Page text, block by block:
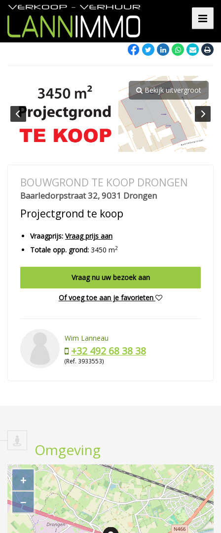
Bekijk uitvergroot
BOUWGROND TE KOOP DRONGEN
Baarledorpstraat 32, 9031 Drongen
Projectgrond te koop
Vraagprijs: Vraag prijs aan
Totale opp. grond: 3450 m2
Vraag nu uw bezoek aan
Of voeg toe aan je favorieten
Wim Lanneau
+32 492 68 38 38
(Ref. 3933553)
Omgeving
+
−